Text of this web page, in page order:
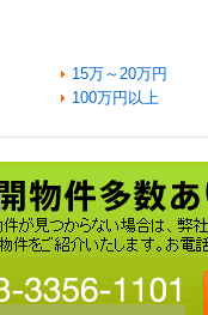
15万～20万円
100万円以上